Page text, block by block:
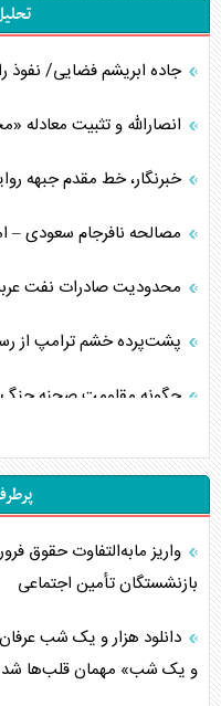
جاده ابریشم فضایی/ نفوذ
انصارالله و تثبیت معادله
خبرنگار، خط مقدم جبهه
مصالحه نافرجام سعودی –
محدودیت صادرات نفت
پشت‌پرده خشم ترامپ از
چگونه مقاومت صحنه جنگ
جنگ رمضان و معضل حضور
تحلیل جامع پدیده
تأثیر جنگ ایران و آمریکا
اربعین، کابوس مشترک
بازنشستگان تأمین اجتماعی
دانلود هزار و یک شب
و یک شب» مهمان قلب‌ها